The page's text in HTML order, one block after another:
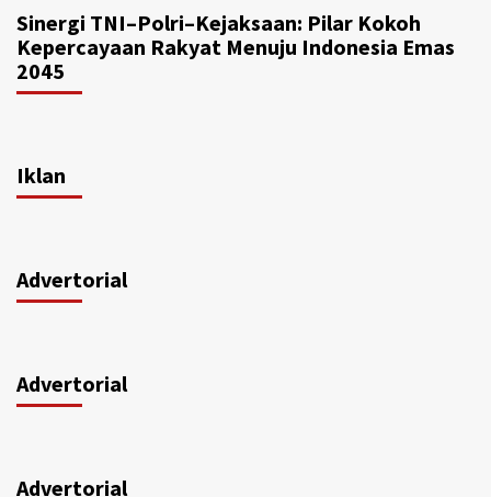
Sinergi TNI–Polri–Kejaksaan: Pilar Kokoh
Kepercayaan Rakyat Menuju Indonesia Emas
2045
Iklan
Advertorial
Advertorial
Advertorial